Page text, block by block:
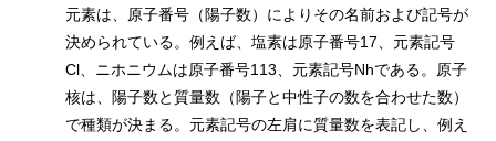
元素は、原子番号（陽子数）によりその名前および記号が
決められている。例えば、塩素は原子番号17、元素記号
Cl、ニホニウムは原子番号113、元素記号Nhである。原子
核は、陽子数と質量数（陽子と中性子の数を合わせた数）
で種類が決まる。元素記号の左肩に質量数を表記し、例え